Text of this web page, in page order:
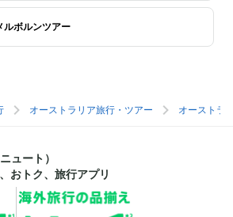
ルボルンツアー
オーストラリア旅行・ツアー オーストラ
ュート）
おトク、旅行アプリ